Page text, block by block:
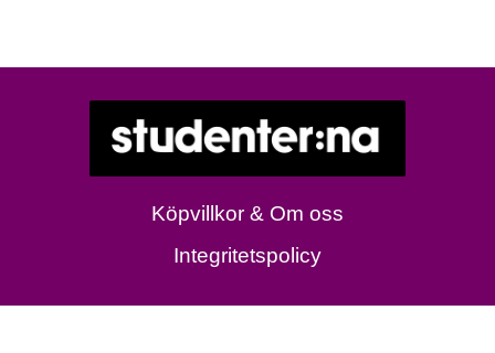
Köpvillkor & Om oss
Integritetspolicy